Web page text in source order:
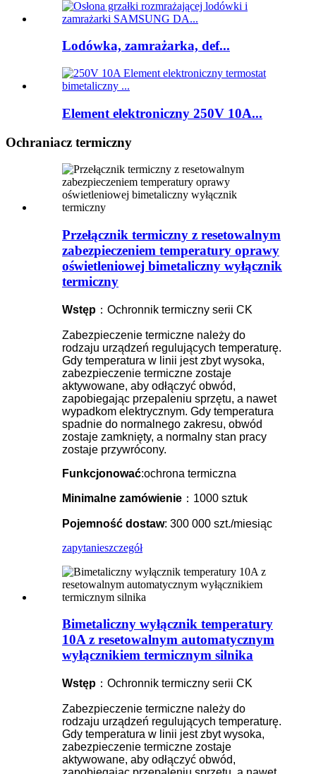
Lodówka, zamrażarka, def...
Element elektroniczny 250V 10A...
Ochraniacz termiczny
Przełącznik termiczny z resetowalnym
zabezpieczeniem temperatury oprawy
oświetleniowej bimetaliczny wyłącznik
termiczny
Wstęp ：Ochronnik termiczny serii CK
Zabezpieczenie termiczne należy do
rodzaju urządzeń regulujących temperaturę.
Gdy temperatura w linii jest zbyt wysoka,
zabezpieczenie termiczne zostaje
aktywowane, aby odłączyć obwód,
zapobiegając przepaleniu sprzętu, a nawet
wypadkom elektrycznym. Gdy temperatura
spadnie do normalnego zakresu, obwód
zostaje zamknięty, a normalny stan pracy
zostaje przywrócony.
Funkcjonować:ochrona termiczna
Minimalne zamówienie ：1000 sztuk
Pojemność dostaw: 300 000 szt./miesiąc
zapytanieszczegół
Bimetaliczny wyłącznik temperatury
10A z resetowalnym automatycznym
wyłącznikiem termicznym silnika
Wstęp ：Ochronnik termiczny serii CK
Zabezpieczenie termiczne należy do
rodzaju urządzeń regulujących temperaturę.
Gdy temperatura w linii jest zbyt wysoka,
zabezpieczenie termiczne zostaje
aktywowane, aby odłączyć obwód,